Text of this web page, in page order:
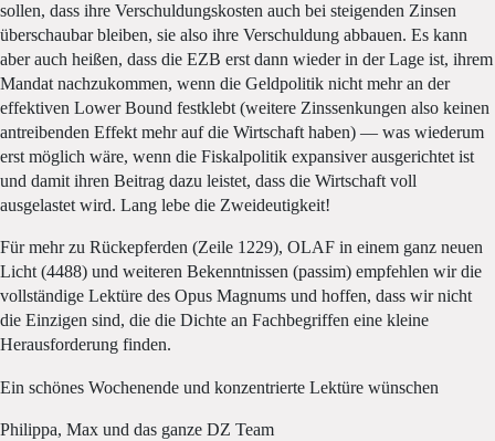
sollen, dass ihre Verschuldungskosten auch bei steigenden Zinsen
überschaubar bleiben, sie also ihre Verschuldung abbauen. Es kann
aber auch heißen, dass die EZB erst dann wieder in der Lage ist, ihrem
Mandat nachzukommen, wenn die Geldpolitik nicht mehr an der
effektiven Lower Bound festklebt (weitere Zinssenkungen also keinen
antreibenden Effekt mehr auf die Wirtschaft haben) — was wiederum
erst möglich wäre, wenn die Fiskalpolitik expansiver ausgerichtet ist
und damit ihren Beitrag dazu leistet, dass die Wirtschaft voll
ausgelastet wird. Lang lebe die Zweideutigkeit!
Für mehr zu Rückepferden (Zeile 1229), OLAF in einem ganz neuen
Licht (4488) und weiteren Bekenntnissen (passim) empfehlen wir die
vollständige Lektüre des Opus Magnums und hoffen, dass wir nicht
die Einzigen sind, die die Dichte an Fachbegriffen eine kleine
Herausforderung finden.
Ein schönes Wochenende und konzentrierte Lektüre wünschen
Philippa, Max und das ganze DZ Team